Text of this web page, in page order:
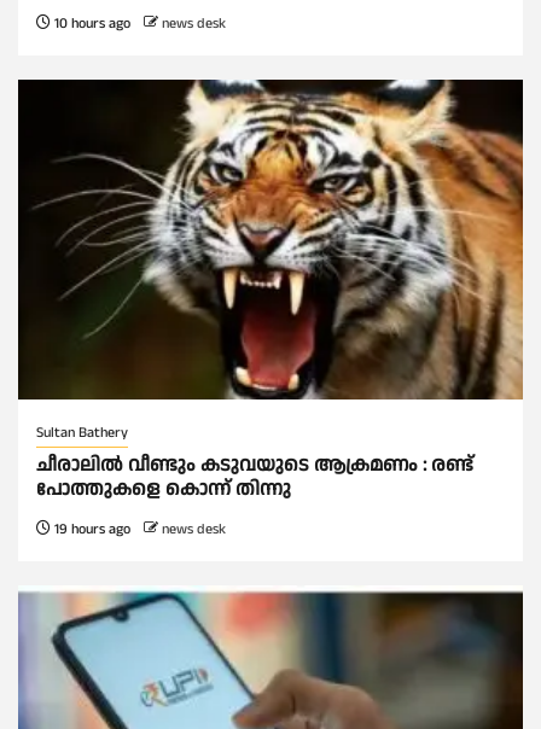
10 hours ago news desk
Sultan Bathery
ചീരാലിൽ വീണ്ടും കടുവയുടെ ആക്രമണം : രണ്ട്
പോത്തുകളെ കൊന്ന് തിന്നു
19 hours ago news desk